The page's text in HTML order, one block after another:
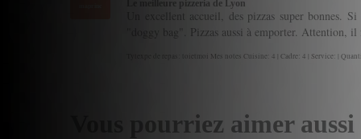
Le meilleure pizzeria de Lyon
Un excellent accueil, des pizzas super bonnes.
"doggy bag". Pizzas aussi à emporter. Attention,
Tytexpe de repas: toietmoi Mes notes Cuisine: 4 | Cadre: 4 | Service: |
Vous pourriez aimer aussi